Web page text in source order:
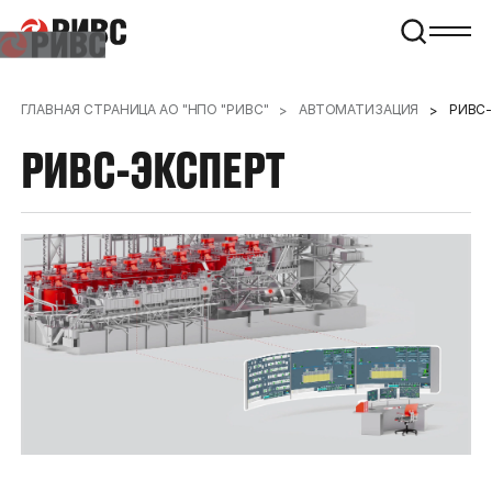
ГЛАВНАЯ СТРАНИЦА АО "НПО "РИВС" АВТОМАТИЗАЦИЯ
РИВС-ЭКСПЕРТ